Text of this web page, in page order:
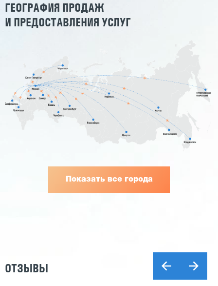
ГЕОГРАФИЯ ПРОДАЖ
И ПРЕДОСТАВЛЕНИЯ УСЛУГ
Показать все города
ОТЗЫВЫ